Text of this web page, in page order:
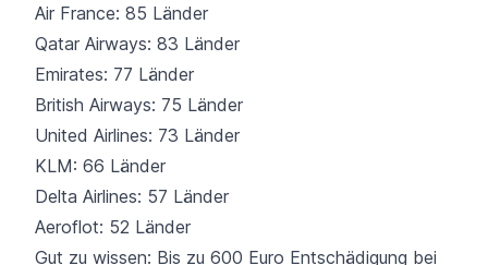
Air France: 85 Länder
Qatar Airways: 83 Länder
Emirates: 77 Länder
British Airways: 75 Länder
United Airlines: 73 Länder
KLM: 66 Länder
Delta Airlines: 57 Länder
Aeroflot: 52 Länder
Gut zu wissen: Bis zu 600 Euro Entschädigung bei